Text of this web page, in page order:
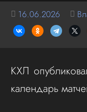
16.06.2026
КХЛ
календарь